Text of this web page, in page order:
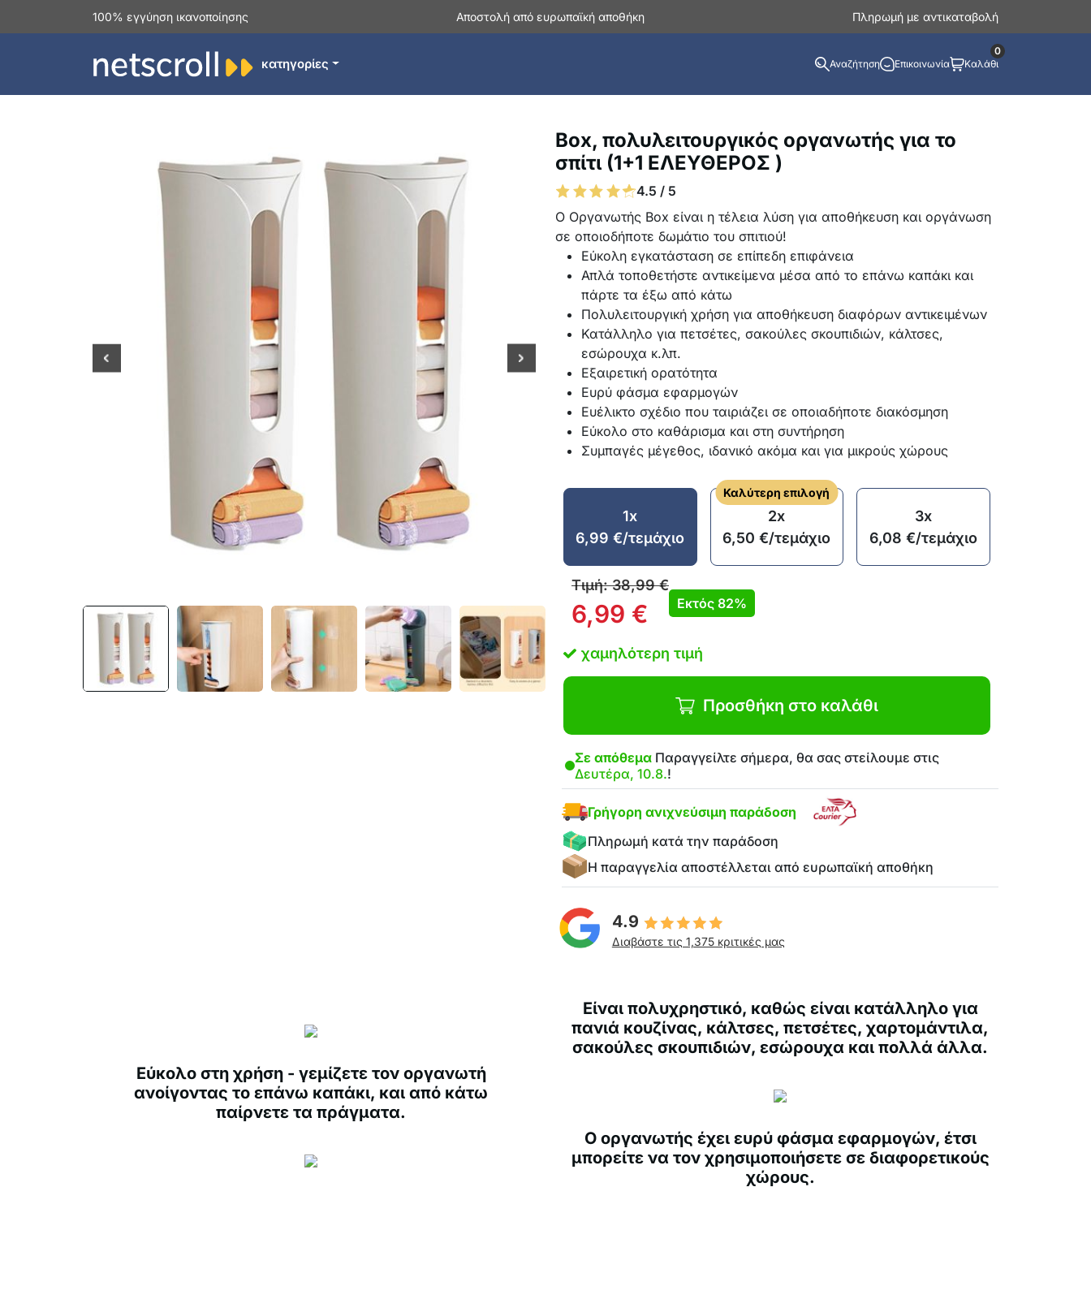
100% εγγύηση ικανοποίησης Αποστολή από ευρωπαϊκή αποθήκη Πληρωμή με αντικαταβολή
κατηγορίες Αναζήτηση Επικοινωνία Καλάθι
0
Box, πολυλειτουργικός οργανωτής για το
σπίτι (1+1 ΕΛΕΥΘΕΡΟΣ )
4.5 / 5
Ο Οργανωτής Box είναι η τέλεια λύση για αποθήκευση και οργάνωση
σε οποιοδήποτε δωμάτιο του σπιτιού!
Εύκολη εγκατάσταση σε επίπεδη επιφάνεια
Απλά τοποθετήστε αντικείμενα μέσα από το επάνω καπάκι και
πάρτε τα έξω από κάτω
Πολυλειτουργική χρήση για αποθήκευση διαφόρων αντικειμένων
Κατάλληλο για πετσέτες, σακούλες σκουπιδιών, κάλτσες,
εσώρουχα κ.λπ.
Εξαιρετική ορατότητα
Ευρύ φάσμα εφαρμογών
Ευέλικτο σχέδιο που ταιριάζει σε οποιαδήποτε διακόσμηση
Εύκολο στο καθάρισμα και στη συντήρηση
Συμπαγές μέγεθος, ιδανικό ακόμα και για μικρούς χώρους
1x
6,99€/τεμάχιο
Καλύτερη επιλογή
2x
6,50€/τεμάχιο
3x
6,08€/τεμάχιο
Τιμή:38,99€
6,99 € Εκτός 82%
χαμηλότερη τιμή
Προσθήκη στο καλάθι
Σε απόθεμα Παραγγείλτε σήμερα, θα σας στείλουμε στις
Δευτέρα, 10.8.!
Γρήγορη ανιχνεύσιμη παράδοση
Πληρωμή κατά την παράδοση
Η παραγγελία αποστέλλεται από ευρωπαϊκή αποθήκη
4.9
Διαβάστε τις 1,375 κριτικές μας
Είναι πολυχρηστικό, καθώς είναι κατάλληλο για
πανιά κουζίνας, κάλτσες, πετσέτες, χαρτομάντιλα,
σακούλες σκουπιδιών, εσώρουχα και πολλά άλλα.
Εύκολο στη χρήση - γεμίζετε τον οργανωτή
ανοίγοντας το επάνω καπάκι, και από κάτω
παίρνετε τα πράγματα.
Ο οργανωτής έχει ευρύ φάσμα εφαρμογών, έτσι
μπορείτε να τον χρησιμοποιήσετε σε διαφορετικούς
χώρους.